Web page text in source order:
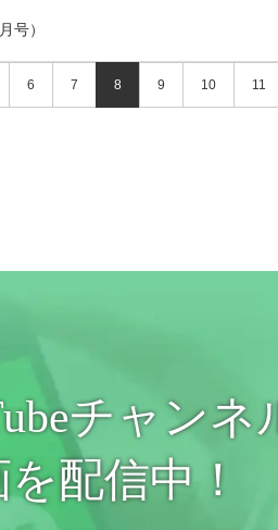
号）
6 7 8 9 10 11
チャンネ
配信中！